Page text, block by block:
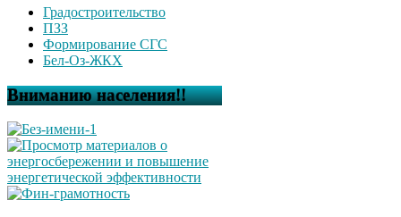
Градостроительство
ПЗЗ
Формирование СГС
Бел-Оз-ЖКХ
Вниманию населения!!